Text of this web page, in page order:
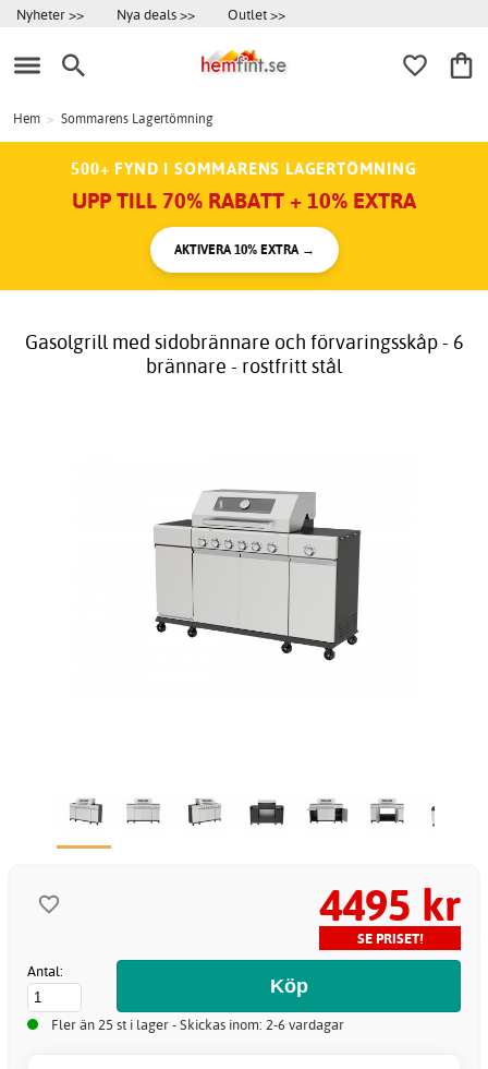
Nyheter >> Nya deals >> Outlet >>
Hem > Sommarens Lagertömning
500+ FYND I SOMMARENS LAGERTÖMNING
UPP TILL 70% RABATT + 10% EXTRA
AKTIVERA 10% EXTRA →
Gasolgrill med sidobrännare och förvaringsskåp - 6
brännare - rostfritt stål
4495 kr
SE PRISET!
Antal:
Fler än 25 st i lager - Skickas inom: 2-6 vardagar